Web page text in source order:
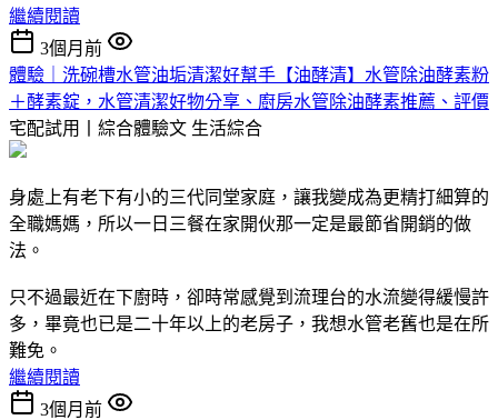
繼續閱讀
3個月前
體驗｜洗碗槽水管油垢清潔好幫手【油酵清】水管除油酵素粉
＋酵素錠，水管清潔好物分享、廚房水管除油酵素推薦、評價
宅配試用丨綜合體驗文 生活綜合
身處上有老下有小的三代同堂家庭，讓我變成為更精打細算的
全職媽媽，所以一日三餐在家開伙那一定是最節省開銷的做
法。
只不過最近在下廚時，卻時常感覺到流理台的水流變得緩慢許
多，畢竟也已是二十年以上的老房子，我想水管老舊也是在所
難免。
繼續閱讀
3個月前